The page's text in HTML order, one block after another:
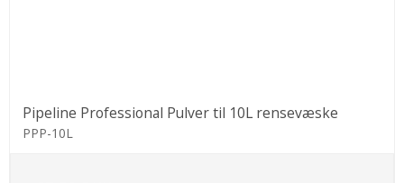
Pipeline Professional Pulver til 10L rensevæske
PPP-10L